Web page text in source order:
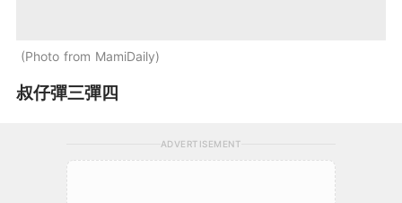
Photo from MamiDaily
叔仔彈三彈四
ADVERTISEMENT